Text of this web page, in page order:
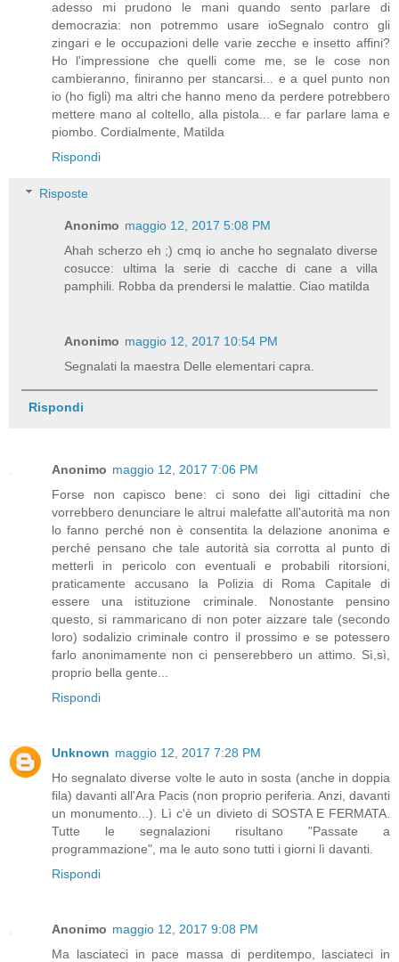
adesso mi prudono le mani quando sento parlare di
democrazia: non potremmo usare ioSegnalo contro gli
zingari e le occupazioni delle varie zecche e insetto affini?
Ho l'impressione che quelli come me, se le cose non
cambieranno, finiranno per stancarsi... e a quel punto non
io (ho figli) ma altri che hanno meno da perdere potrebbero
mettere mano al coltello, alla pistola... e far parlare lama e
piombo. Cordialmente, Matilda
Rispondi
Risposte
Anonimo maggio 12, 2017 5:08 PM
Ahah scherzo eh ;) cmq io anche ho segnalato diverse
cosucce: ultima la serie di cacche di cane a villa
pamphili. Robba da prendersi le malattie. Ciao matilda
Anonimo maggio 12, 2017 10:54 PM
Segnalati la maestra Delle elementari capra.
Rispondi
Anonimo maggio 12, 2017 7:06 PM
Forse non capisco bene: ci sono dei ligi cittadini che
vorrebbero denunciare le altrui malefatte all'autorità ma non
lo fanno perché non è consentita la delazione anonima e
perché pensano che tale autorità sia corrotta al punto di
metterli in pericolo con eventuali e probabili ritorsioni,
praticamente accusano la Polizia di Roma Capitale di
essere una istituzione criminale. Nonostante pensino
questo, si rammaricano di non poter aizzare tale (secondo
loro) sodalizio criminale contro il prossimo e se potessero
farlo anonimamente non ci penserebbero un attimo. Sì,sì,
proprio bella gente...
Rispondi
Unknown maggio 12, 2017 7:28 PM
Ho segnalato diverse volte le auto in sosta (anche in doppia
fila) davanti all'Ara Pacis (non proprio periferia. Anzi, davanti
un monumento...). Lì c'è un divieto di SOSTA E FERMATA.
Tutte le segnalazioni risultano "Passate a
programmazione", ma le auto sono tutti i giorni lì davanti.
Rispondi
Anonimo maggio 12, 2017 9:08 PM
Ma lasciateci in pace massa di perditempo, lasciateci in